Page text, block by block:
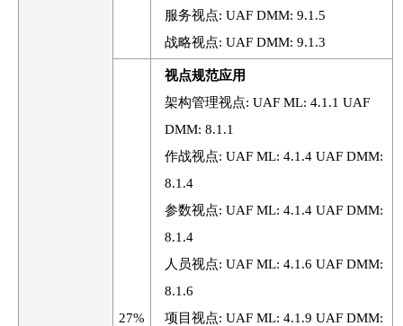
服务视点: UAF DMM: 9.1.5
战略视点: UAF DMM: 9.1.3
27%
视点规范应用
架构管理视点: UAF ML: 4.1.1 UAF
DMM: 8.1.1
作战视点: UAF ML: 4.1.4 UAF DMM:
8.1.4
参数视点: UAF ML: 4.1.4 UAF DMM:
8.1.4
人员视点: UAF ML: 4.1.6 UAF DMM:
8.1.6
项目视点: UAF ML: 4.1.9 UAF DMM: